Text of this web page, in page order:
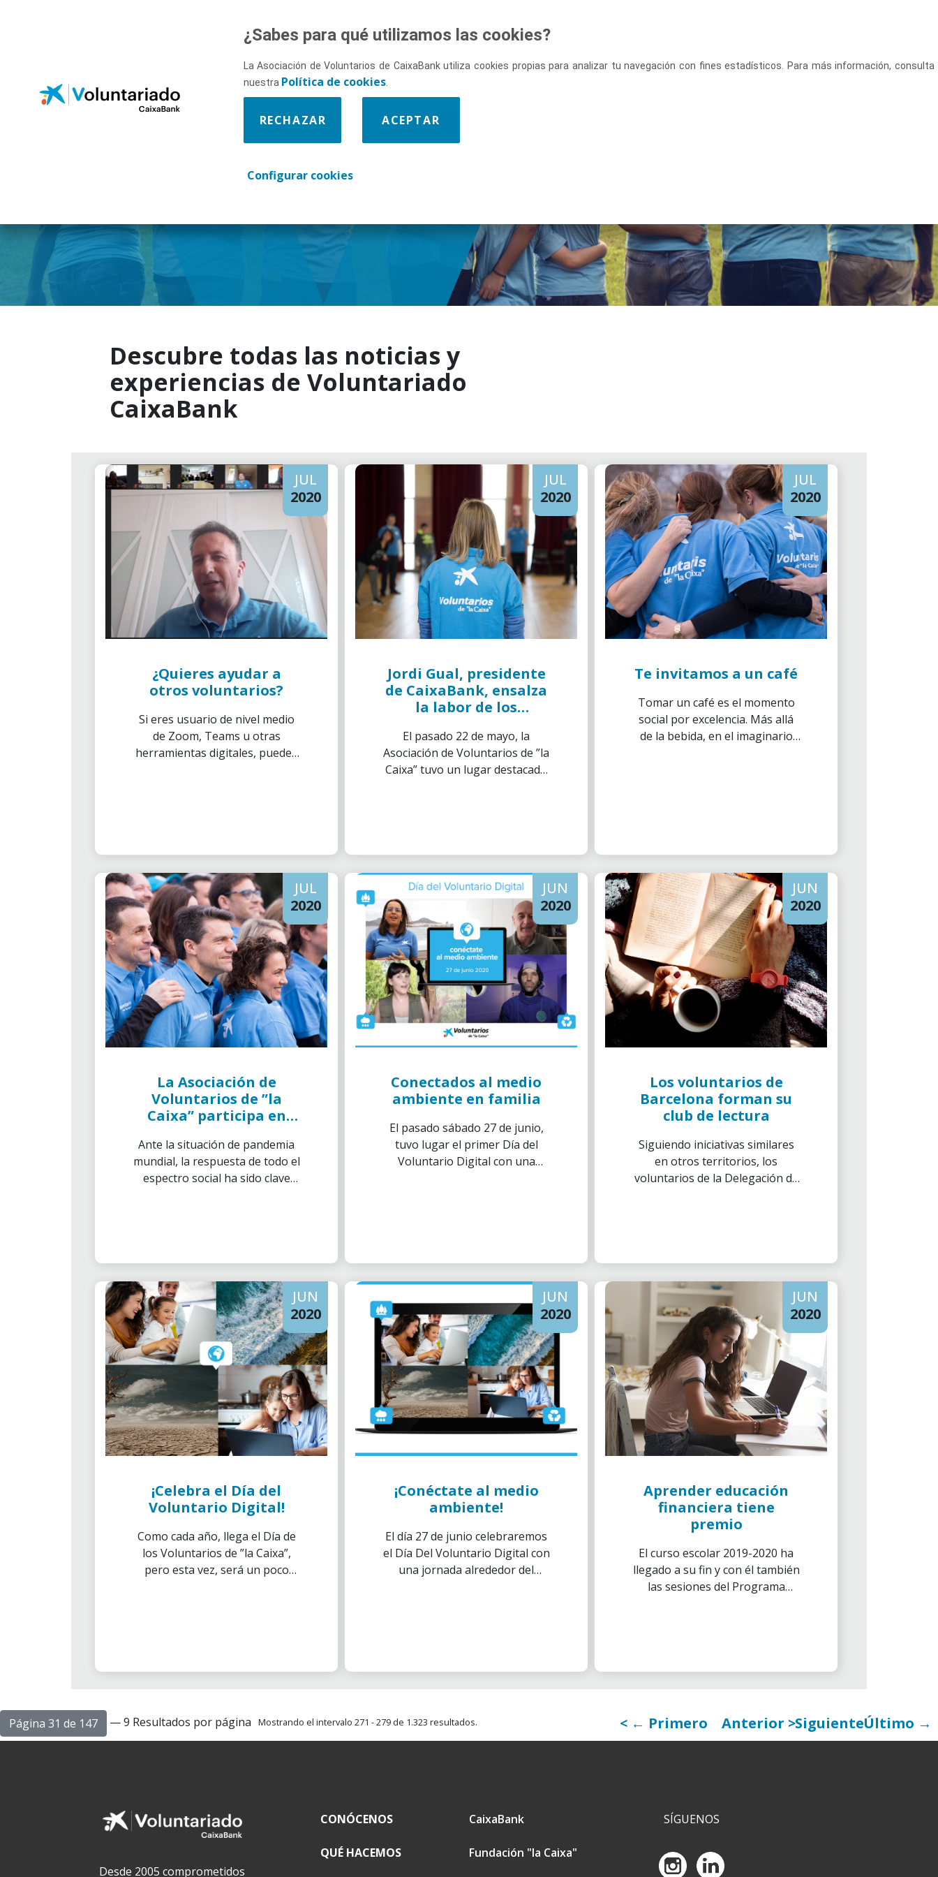
Descúbrenos
Descubre todas las noticias y
experiencias de Voluntariado
CaixaBank
JUL
2020
¿Quieres ayudar a
otros voluntarios?
Si eres usuario de nivel medio
de Zoom, Teams u otras
herramientas digitales, puedes
JUL
2020
Jordi Gual, presidente
de CaixaBank, ensalza
la labor de los
Caixa” durante la
pandemia
El pasado 22 de mayo, la
Asociación de Voluntarios de ”la
Caixa” tuvo un lugar destacado
JUL
2020
Te invitamos a un café
Tomar un café es el momento
social por excelencia. Más allá
de la bebida, en el imaginario
mesa y un par de tazas.
JUL
2020
La Asociación de
Voluntarios de ”la
Caixa” participa en
internacionales
Ante la situación de pandemia
mundial, la respuesta de todo el
espectro social ha sido clave
JUN
2020
Conectados al medio
ambiente en familia
El pasado sábado 27 de junio,
tuvo lugar el primer Día del
Voluntario Digital con una
JUN
2020
Los voluntarios de
Barcelona forman su
club de lectura
Siguiendo iniciativas similares
en otros territorios, los
voluntarios de la Delegación de
JUN
2020
¡Celebra el Día del
Voluntario Digital!
Como cada año, llega el Día de
los Voluntarios de ”la Caixa”,
pero esta vez, será un poco
interesantesy al que todos los
lugar, a través de su ordenador
o móvil.
JUN
2020
¡Conéctate al medio
ambiente!
El día 27 de junio celebraremos
el Día Del Voluntario Digital con
una jornada alrededor del
JUN
2020
Aprender educación
financiera tiene
premio
El curso escolar 2019-2020 ha
llegado a su fin y con él también
las sesiones del Programa
Página 31 de 147 — 9 Resultados por página Mostrando el intervalo 271 - 279 de 1.323 resultados. ← Primero Anterior SiguienteÚltimo →
Desde 2005 comprometidos
CONÓCENOS
QUÉ HACEMOS
CaixaBank
Fundación "la Caixa"
SÍGUENOS
¿Sabes para qué utilizamos las cookies?
La Asociación de Voluntarios de CaixaBank utiliza cookies propias para analizar tu navegación con fines estadísticos. Para más información, consulta
nuestra Política de cookies.
RECHAZAR ACEPTAR
Configurar cookies